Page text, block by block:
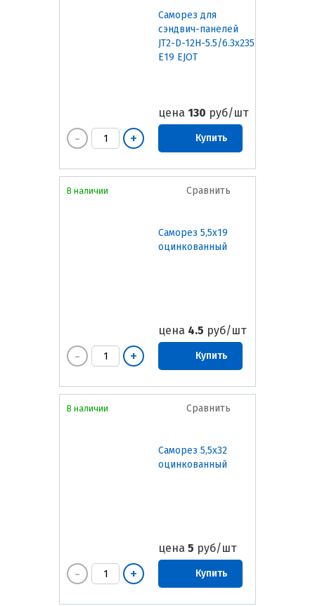
Саморез для
сэндвич-панелей
JT2-D-12H-5.5/6.3х235
E19 EJOT
цена 130 руб/шт
Купить
Сравнить
Саморез 5,5х19
оцинкованный
цена 4.5 руб/шт
Купить
В наличии
Сравнить
Саморез 5,5х32
оцинкованный
цена 5 руб/шт
Купить
В наличии